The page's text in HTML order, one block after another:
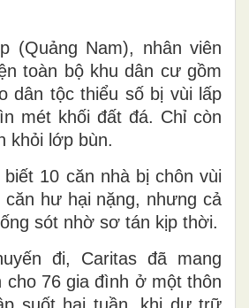
(Quảng Nam), nhân viên
toàn bộ khu dân cư gồm
dân tộc thiểu số bị vùi lấp
mét khối đất đá. Chỉ còn
khỏi lớp bùn.
10 căn nhà bị chôn vùi
căn hư hại nặng, nhưng cả
sót nhờ sơ tán kịp thời.
đi, Caritas đã mang
cho 76 gia đình ở một thôn